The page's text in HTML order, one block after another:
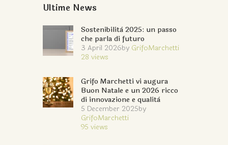
Ultime News
Sostenibilità 2025: un passo
che parla di futuro
3 April 2026by GrifoMarchetti
28 views
Grifo Marchetti vi augura
Buon Natale e un 2026 ricco
di innovazione e qualità
5 December 2025by
GrifoMarchetti
95 views